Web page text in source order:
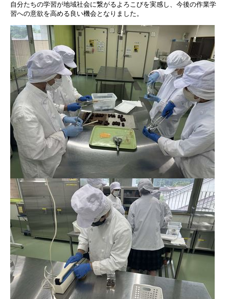
自分たちの学習が地域社会に繋がるよろこびを実感し、今後の作業学
習への意欲を高める良い機会となりました。